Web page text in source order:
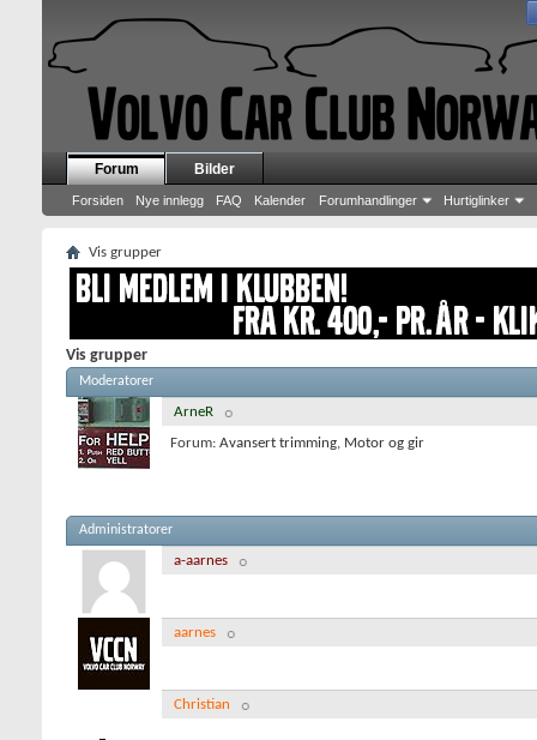
Forum
Forsiden Nye innlegg FAQ Kalender Forumhandlinger Hurtiglinker
Bilder
Vis grupper
Vis grupper
Moderatorer
ArneR
Forum: Avansert trimming, Motor og gir
Administratorer
a-aarnes
aarnes
Christian